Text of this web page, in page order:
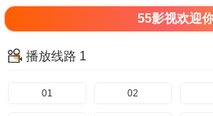
55影视欢迎
播放线路 1
01 02